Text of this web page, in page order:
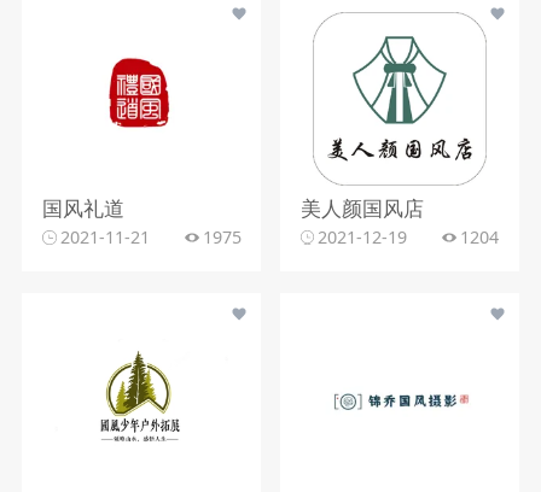
国风礼道
2021-11-21 1975
美人颜国风店
2021-12-19 1204